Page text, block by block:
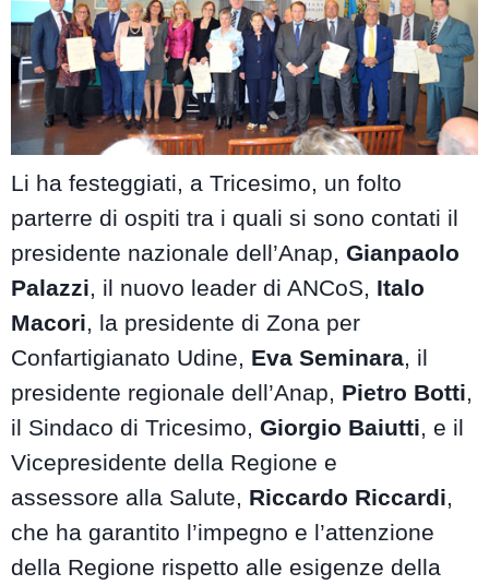
Li ha festeggiati, a Tricesimo, un folto
parterre di ospiti tra i quali si sono contati il
presidente nazionale dell’Anap, Gianpaolo
Palazzi, il nuovo leader di ANCoS, Italo
Macori, la presidente di Zona per
Confartigianato Udine, Eva Seminara, il
presidente regionale dell’Anap, Pietro Botti,
il Sindaco di Tricesimo, Giorgio Baiutti, e il
Vicepresidente della Regione e
assessore alla Salute, Riccardo Riccardi,
che ha garantito l’impegno e l’attenzione
della Regione rispetto alle esigenze della